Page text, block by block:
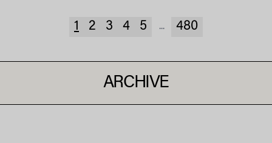
1 2 3 4 5 ... 480
ARCHIVE